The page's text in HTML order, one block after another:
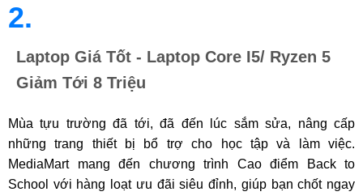
2.
Laptop Giá Tốt - Laptop Core I5/ Ryzen 5
Giảm Tới 8 Triệu
Mùa tựu trường đã tới, đã đến lúc sắm sửa, nâng cấp
những trang thiết bị bổ trợ cho học tập và làm việc.
MediaMart mang đến chương trình Cao điểm Back to
School với hàng loạt ưu đãi siêu đỉnh, giúp bạn chốt ngay